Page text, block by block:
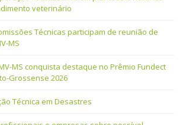
veterinário
Técnicas participam de reunião de
MS
MS conquista destaque no Prêmio Fundect
Grossense 2026
Técnica em Desastres